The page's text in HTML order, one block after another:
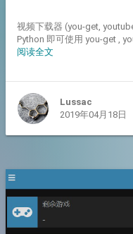
视频下载器 (you-get,
Python 即可使用 you-get ,
阅读全文
Lussac
2019年04月18日